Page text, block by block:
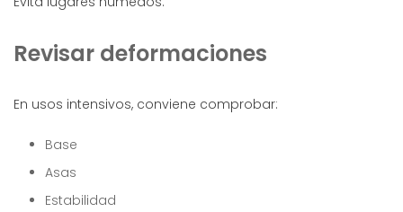
Revisar deformaciones
En usos intensivos, conviene comprobar:
Base
Asas
Estabilidad